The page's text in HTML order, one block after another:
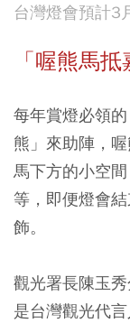
台灣燈會預計3
「喔熊馬
每年賞燈必領
熊」來助陣，
馬下方的小空
等，即便燈會
飾。
觀光署長陳玉
是台灣觀光代